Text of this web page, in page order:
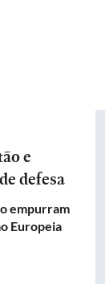
defesa
empurram
Europeia